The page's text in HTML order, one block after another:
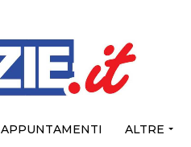
APPUNTAMENTI ALTRE